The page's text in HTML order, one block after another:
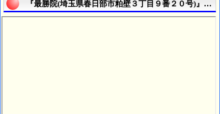
『最勝院(埼玉県春日部市粕壁３丁目９番２０号)』の